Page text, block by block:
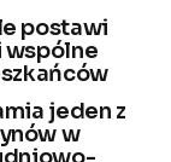
postawi
wspólne
jeden z
w